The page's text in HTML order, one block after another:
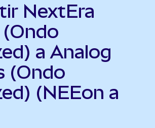
NextEra
a Analog
(Ondo
(NEEon a